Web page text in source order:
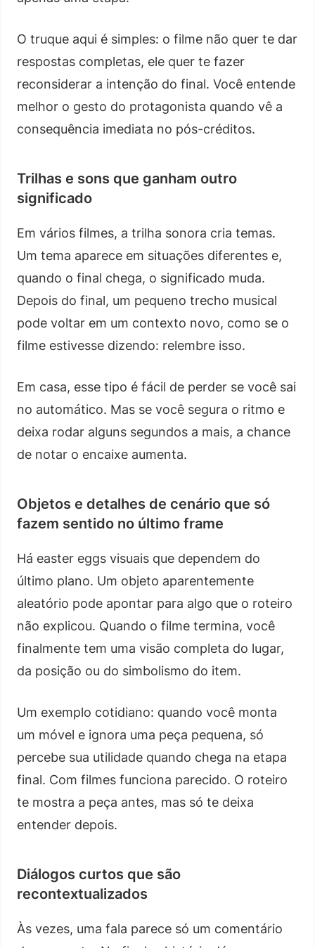
O truque aqui é simples: o filme não quer te dar
respostas completas, ele quer te fazer
reconsiderar a intenção do final. Você entende
melhor o gesto do protagonista quando vê a
consequência imediata no pós-créditos.
Trilhas e sons que ganham outro
significado
Em vários filmes, a trilha sonora cria temas.
Um tema aparece em situações diferentes e,
quando o final chega, o significado muda.
Depois do final, um pequeno trecho musical
pode voltar em um contexto novo, como se o
filme estivesse dizendo: relembre isso.
Em casa, esse tipo é fácil de perder se você sai
no automático. Mas se você segura o ritmo e
deixa rodar alguns segundos a mais, a chance
de notar o encaixe aumenta.
Objetos e detalhes de cenário que só
fazem sentido no último frame
Há easter eggs visuais que dependem do
último plano. Um objeto aparentemente
aleatório pode apontar para algo que o roteiro
não explicou. Quando o filme termina, você
finalmente tem uma visão completa do lugar,
da posição ou do simbolismo do item.
Um exemplo cotidiano: quando você monta
um móvel e ignora uma peça pequena, só
percebe sua utilidade quando chega na etapa
final. Com filmes funciona parecido. O roteiro
te mostra a peça antes, mas só te deixa
entender depois.
Diálogos curtos que são
recontextualizados
Às vezes, uma fala parece só um comentário